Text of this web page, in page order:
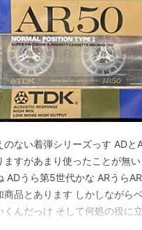
のない着弾シリーズっす ADと
ますがあまり使ったことが無
ADうら第5世代かな ARうら
商品とあります しかしながら
くんだっけ そして何処の役に